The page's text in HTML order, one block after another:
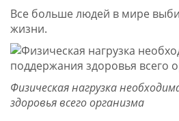
Все больше людей в мире
жизни.
Физическая нагрузка
здоровья всего организма